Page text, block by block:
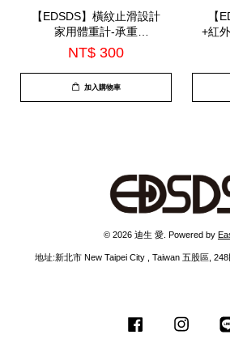
【EDSDS】橫紋止滑設計
家用體重計-承重
130kg(EDS-H143)
NT$ 300
加入購物車
【
+紅
© 2026 迪生 愛. Powered by
地址:新北市 New Taipei City , Taiwan 五股區,
Facebook